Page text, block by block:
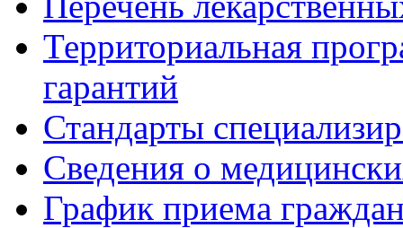
Территориальная
гарантий
Стандарты
Сведения о
График приема